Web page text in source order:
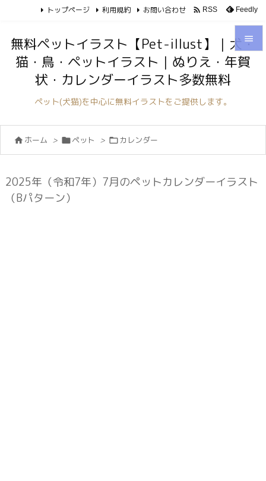



トップページ 利用規約 お問い合わせ  RSS Feedly
無料ペットイラスト【Pet-illust】｜犬・
猫・鳥・ペットイラスト｜ぬりえ・年賀
状・カレンダーイラスト多数無料
ペット(犬猫)を中心に無料イラストをご提供します。
 ホーム > ペット > カレンダー
2025年（令和7年）7月のペットカレンダーイラスト
（Bパターン）